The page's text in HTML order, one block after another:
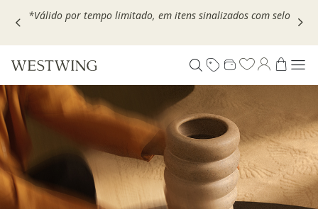
Escolha seu VOUCHER e ganhe até 30% OFF*: useMOVEL30,